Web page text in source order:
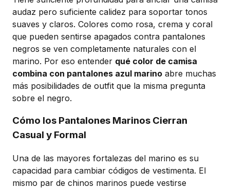
audaz pero suficiente calidez para soportar tonos
suaves y claros. Colores como rosa, crema y coral
que pueden sentirse apagados contra pantalones
negros se ven completamente naturales con el
marino. Por eso entender qué color de camisa
combina con pantalones azul marino abre muchas
más posibilidades de outfit que la misma pregunta
sobre el negro.
Cómo los Pantalones Marinos Cierran
Casual y Formal
Una de las mayores fortalezas del marino es su
capacidad para cambiar códigos de vestimenta. El
mismo par de chinos marinos puede vestirse